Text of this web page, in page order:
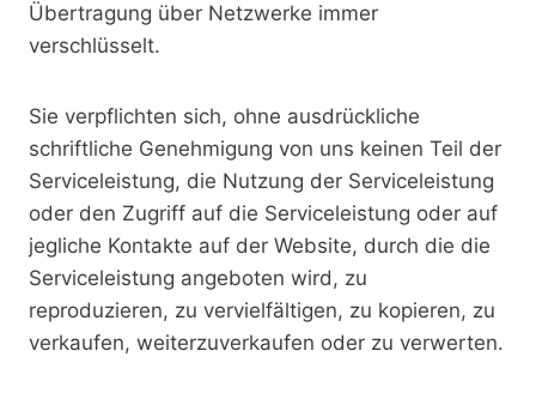
Übertragung über Netzwerke immer
verschlüsselt.
Sie verpflichten sich, ohne ausdrückliche
schriftliche Genehmigung von uns keinen Teil der
Serviceleistung, die Nutzung der Serviceleistung
oder den Zugriff auf die Serviceleistung oder auf
jegliche Kontakte auf der Website, durch die die
Serviceleistung angeboten wird, zu
reproduzieren, zu vervielfältigen, zu kopieren, zu
verkaufen, weiterzuverkaufen oder zu verwerten.